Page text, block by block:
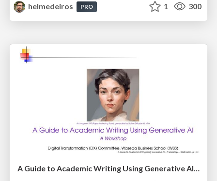
helmedeiros
PRO 1 300